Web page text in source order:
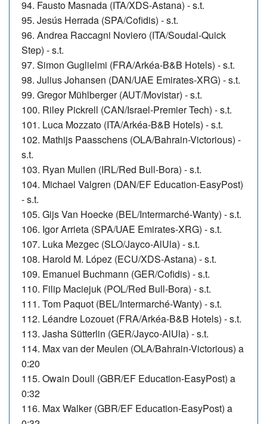
94. Fausto Masnada (ITA/XDS-Astana) - s.t.
95. Jesús Herrada (SPA/Cofidis) - s.t.
96. Andrea Raccagni Noviero (ITA/Soudal-Quick
Step) - s.t.
97. Simon Guglielmi (FRA/Arkéa-B&B Hotels) - s.t.
98. Julius Johansen (DAN/UAE Emirates-XRG) - s.t.
99. Gregor Mühlberger (AUT/Movistar) - s.t.
100. Riley Pickrell (CAN/Israel-Premier Tech) - s.t.
101. Luca Mozzato (ITA/Arkéa-B&B Hotels) - s.t.
102. Mathijs Paasschens (OLA/Bahrain-Victorious) -
s.t.
103. Ryan Mullen (IRL/Red Bull-Bora) - s.t.
104. Michael Valgren (DAN/EF Education-EasyPost)
- s.t.
105. Gijs Van Hoecke (BEL/Intermarché-Wanty) - s.t.
106. Igor Arrieta (SPA/UAE Emirates-XRG) - s.t.
107. Luka Mezgec (SLO/Jayco-AlUla) - s.t.
108. Harold M. López (ECU/XDS-Astana) - s.t.
109. Emanuel Buchmann (GER/Cofidis) - s.t.
110. Filip Maciejuk (POL/Red Bull-Bora) - s.t.
111. Tom Paquot (BEL/Intermarché-Wanty) - s.t.
112. Léandre Lozouet (FRA/Arkéa-B&B Hotels) - s.t.
113. Jasha Sütterlin (GER/Jayco-AlUla) - s.t.
114. Max van der Meulen (OLA/Bahrain-Victorious) a
0:20
115. Owain Doull (GBR/EF Education-EasyPost) a
0:32
116. Max Walker (GBR/EF Education-EasyPost) a